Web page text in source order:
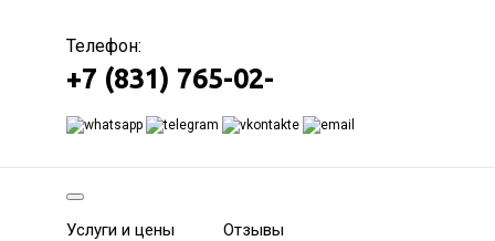
Телефон:
+7 (831) 765-02-
Услуги и цены Отзывы